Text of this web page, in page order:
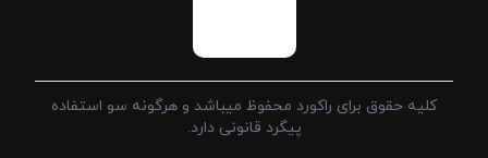
کلیه حقوق برای راکورد محفوظ میباشد و هرگونه سو استفاده
پیگرد قانونی دارد.